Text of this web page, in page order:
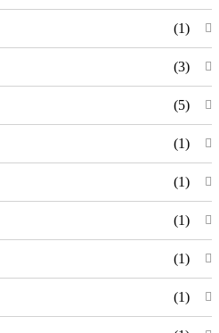
(1)
(3)
(5)
(1)
(1)
(1)
(1)
(1)